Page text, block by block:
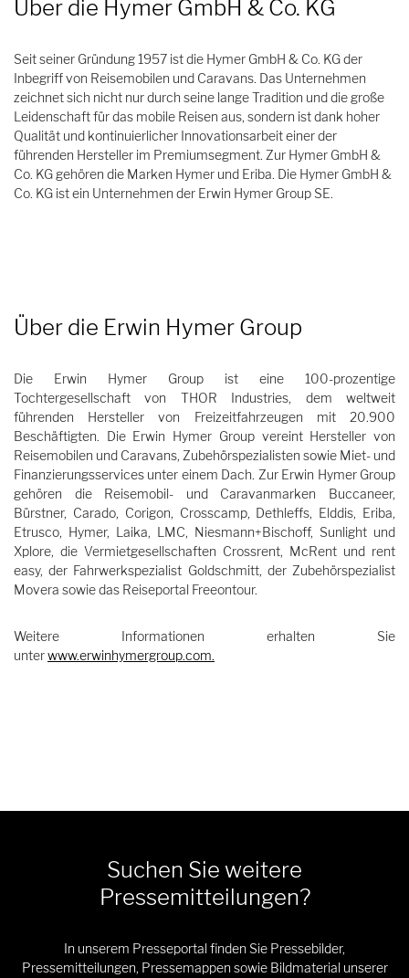
Über die Hymer GmbH & Co. KG
Seit seiner Gründung 1957 ist die Hymer GmbH & Co. KG der
Inbegriff von Reisemobilen und Caravans. Das Unternehmen
zeichnet sich nicht nur durch seine lange Tradition und die große
Leidenschaft für das mobile Reisen aus, sondern ist dank hoher
Qualität und kontinuierlicher Innovationsarbeit einer der
führenden Hersteller im Premiumsegment. Zur Hymer GmbH &
Co. KG gehören die Marken Hymer und Eriba. Die Hymer GmbH &
Co. KG ist ein Unternehmen der Erwin Hymer Group SE.
Über die Erwin Hymer Group
Die Erwin Hymer Group ist eine 100-prozentige
Tochtergesellschaft von THOR Industries, dem weltweit
führenden Hersteller von Freizeitfahrzeugen mit 20.900
Beschäftigten. Die Erwin Hymer Group vereint Hersteller von
Reisemobilen und Caravans, Zubehörspezialisten sowie Miet- und
Finanzierungsservices unter einem Dach. Zur Erwin Hymer Group
gehören die Reisemobil- und Caravanmarken Buccaneer,
Bürstner, Carado, Corigon, Crosscamp, Dethleffs, Elddis, Eriba,
Etrusco, Hymer, Laika, LMC, Niesmann+Bischoff, Sunlight und
Xplore, die Vermietgesellschaften Crossrent, McRent und rent
easy, der Fahrwerkspezialist Goldschmitt, der Zubehörspezialist
Movera sowie das Reiseportal Freeontour.
Weitere Informationen erhalten Sie
unterwww.erwinhymergroup.com.
Suchen Sie weitere
Pressemitteilungen?
In unserem Presseportal finden Sie Pressebilder,
Pressemitteilungen, Pressemappen sowie Bildmaterial unserer